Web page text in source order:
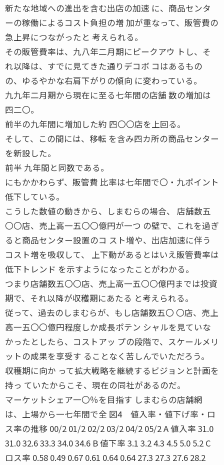
新たな地域への進出を含む出店の加速 に、商品センタ
ーの稼働によるコスト負担の増 加が重なって、販管費の
急上昇につながったと 考えられる。
その販管費率は、九八年二月期にピークアウ トし、そ
れ以降は、すでに見てきた通りデコボ コはあるもの
の、ゆるやかな右肩下がりの傾向 に変わっている。
九九年二月期から現在に至る七年間の店舗 数の増加は
四二〇。
前半の九年間に増加した約 四〇〇店を上回る。
そして、この間には、移転 を含み四カ所の商品センター
を新設した。
前半 九年間と同数である。
にもかかわらず、販管費 比率は七年間で〇・九ポイント
低下している。
こうした数値の動きから、しまむらの場合、 店舗数五
〇〇店、売上高一五〇〇億円が一つ の壁で、これを過ぎ
ると商品センター設置のコ スト増や、出店加速に伴う
コスト増を吸収して、 上下動があるとはいえ販管費率は
低下トレンド を示すようになったことがわかる。
つまり店舗数五〇〇店、売上高一五〇〇億円までは投資
期で、それ以降が収穫期にあたる と考えられる。
従って、過去のしまむらが、もし店舗数五〇 〇店、売上
高一五〇〇億円程度しか成長ポテン シャルを見ていな
かったとしたら、コストアッ プの段階で、スケールメリ
ットの成果を享受す ることなく苦しんでいただろう。
収穫期に向か って拡大戦略を継続するビジョンと計画を
持っ ていたからこそ、現在の同社があるのだ。
マーケットシェア一〇％を目指す しまむらの店舗網
は、上場から一七年間で全 図4 値入率・値下げ率・ロ
ス率の推移 00/2 01/2 02/2 03/2 04/2 05/2 A 値入率 31.0
31.0 32.6 33.3 34.0 34.6 B 値下率 3.1 3.2 4.3 4.5 5.0 5.2 C
ロス率 0.58 0.49 0.67 0.61 0.64 0.64 27.3 27.3 27.6 28.2